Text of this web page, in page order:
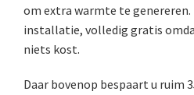
om extra warmte te genereren.
installatie, volledig gratis
niets kost.
Daar bovenop bespaart u ruim